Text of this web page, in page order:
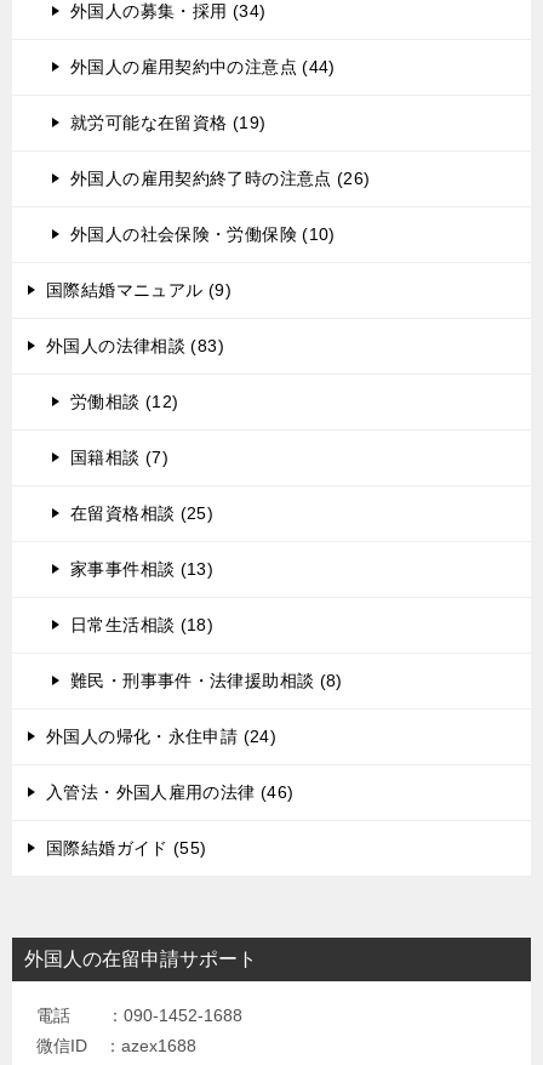
外国人の募集・採用 (34)
外国人の雇用契約中の注意点 (44)
就労可能な在留資格 (19)
外国人の雇用契約終了時の注意点 (26)
外国人の社会保険・労働保険 (10)
国際結婚マニュアル (9)
外国人の法律相談 (83)
労働相談 (12)
国籍相談 (7)
在留資格相談 (25)
家事事件相談 (13)
日常生活相談 (18)
難民・刑事事件・法律援助相談 (8)
外国人の帰化・永住申請 (24)
入管法・外国人雇用の法律 (46)
国際結婚ガイド (55)
外国人の在留申請サポート
電話 ：090-1452-1688
微信ID ：azex1688